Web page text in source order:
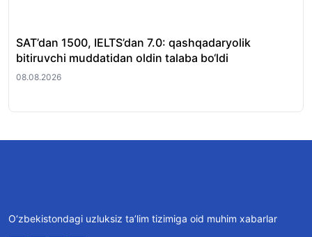
SAT’dan 1500, IELTS’dan 7.0: qashqadaryolik
bitiruvchi muddatidan oldin talaba bo‘ldi
08.08.2026
O‘zbekistondagi uzluksiz ta’lim tizimiga oid muhim xabarlar